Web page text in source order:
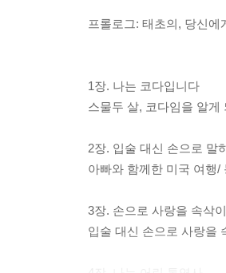
프롤로그: 태초의, 당신에
1장. 나는 코다입니다
스물두 살, 코다임을 알
2장. 입술 대신 손으로 말
아빠와 함께한 미국 여행
3장. 손으로 사랑을 속삭
입술 대신 손으로 사랑을